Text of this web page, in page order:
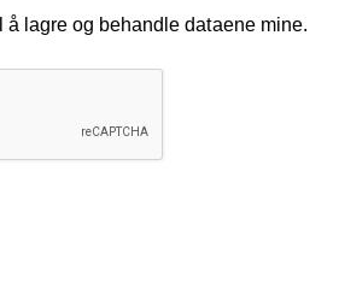
å lagre og behandle dataene mine.